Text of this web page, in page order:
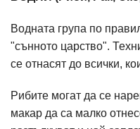
Водната група по
"сънното царство".
се отнасят до всички,
Рибите могат да се
макар да са малко